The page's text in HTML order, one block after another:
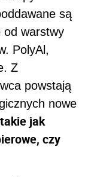
są
od warstwy
PolyAl,
Z
powstają
nowe
jak
czy